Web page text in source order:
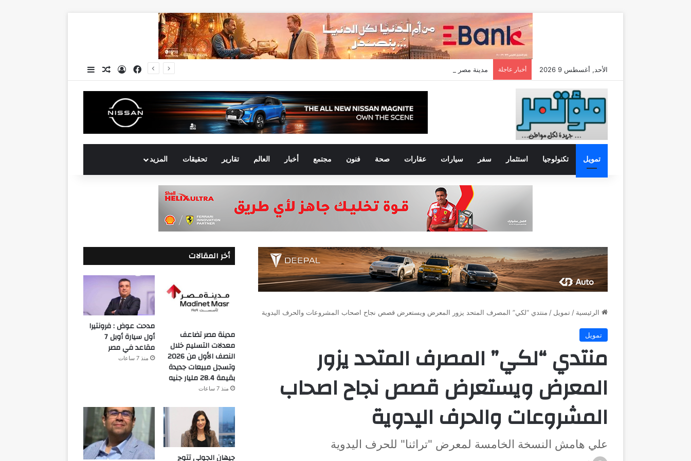
الأحد, أغسطس 9 2026 أخبار عاجلة مدينة مصر تضاعف معدلات التسليم خلال النصف الأول من 2026 وتسجل مبيعات جديدة بقيمة 28.4 مليار جنيه فيسبوكتسجيل الدخول
مقال عشوائي
إضافة عمود جانبي
تمويل تكنولوجيا استثمار سفر سيارات عقارات صحة فنون مجتمع أخبار العالم تقارير تحقيقات المزيد
الرئيسية / تمويل / منتدي “لكي” المصرف المتحد يزور المعرض ويستعرض قصص نجاح اصحاب المشروعات والحرف اليدوية
تمويل
منتدي “لكي” المصرف المتحد يزور
المعرض ويستعرض قصص نجاح اصحاب
المشروعات والحرف اليدوية
علي هامش النسخة الخامسة لمعرض "تراثنا" للحرف اليدوية
أخر المقالات
مدينة مصر تضاعف
معدلات التسليم خلال
النصف الأول من 2026
وتسجل مبيعات جديدة
بقيمة 28.4 مليار جنيه
منذ 7 ساعات
مدحت عوض : فرونتيرا
أول سيارة أوبل 7
مقاعد في مصر
منذ 7 ساعات
جيهان الجولي تتوج